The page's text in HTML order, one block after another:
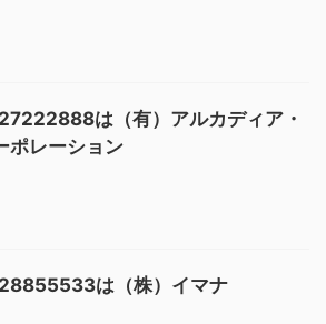
は（有）アルカディア・
ポレーション
は（株）イマナ